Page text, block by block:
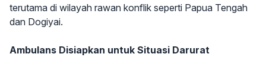
terutama di wilayah rawan konflik seperti Papua Tengah
dan Dogiyai.
Ambulans Disiapkan untuk Situasi Darurat